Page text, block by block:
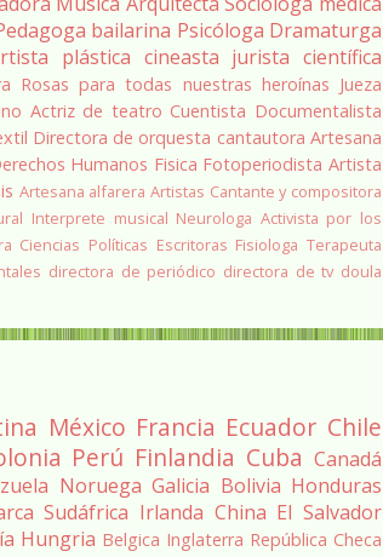
bailarina Psicóloga Dramaturga
plástica cineasta jurista científica
Rosas para todas nuestras heroínas Jueza
Actriz de teatro Cuentista Documentalista
Directora de orquesta cantautora Artesana
Humanos Fisica Fotoperiodista Artista
Artesana alfarera Artistas Cantante y compositora
Interprete musical Neurologa Activista por los
Ciencias Políticas Escritoras Fisiologa Terapeuta
directora de periódico directora de tv doula
México Francia Ecuador Chile
Perú Finlandia Cuba Canadá
Noruega Galicia Bolivia Honduras
Sudáfrica Irlanda China El Salvador
Hungria Belgica Inglaterra República Checa